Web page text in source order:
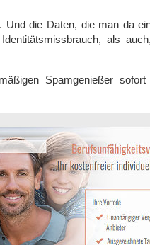
die Daten, die man da
als
Spamgenießer